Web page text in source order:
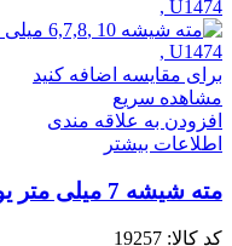
برای مقایسه اضافه کنید
مشاهده سریع
افزودن به علاقه مندی
اطلاعات بیشتر
مته شیشه 7 میلی متر یوکن مدل U1468
کد کالا: 19257